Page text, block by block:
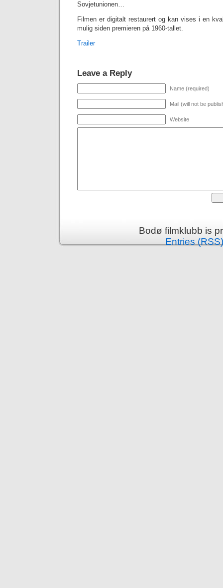
Sovjetunionen…
Filmen er digitalt restaurert og kan vises i en
mulig siden premieren på 1960-tallet.
Trailer
Leave a Reply
Name (required)
Mail (will not be
Website
Bodø filmklubb is
Entries (RSS)